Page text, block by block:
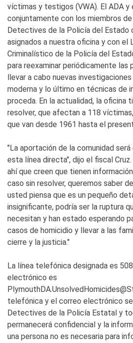
víctimas y testigos (VWA). El ADA y
conjuntamente con los miembros de
Detectives de la Policía del Estado
asignados a nuestra oficina y con el
Criminalístico de la Policía del
para reexaminar periódicamente las
llevar a cabo nuevas
moderna y lo último en técnicas de
proceda. En la actualidad, la oficina
resolver, que afectan a 118
que van desde 1961 hasta el
"La aportación de la comunidad
esta línea directa", dijo el fiscal
ahí que creen que tienen
caso sin resolver, queremos saber
usted piensa que es un pequeño
insignificante, podría ser la ruptura
necesitan y han estado esperando
casos de homicidio y llevar a las
cierre y la justicia."
La línea telefónica designada es
electrónico es
telefónica y el correo electrónico
Detectives de la Policía Estatal y
permanecerá confidencial y la
una persona no es necesaria para